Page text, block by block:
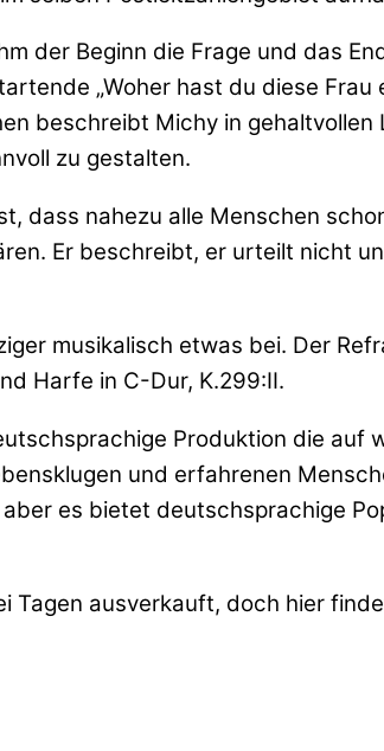
der Beginn die Frage und das
„Woher hast du diese
beschreibt Michy in
zu gestalten.
dass nahezu alle Menschen
Er beschreibt, er urteilt nicht
musikalisch etwas bei. Der
Harfe in C-Dur, K.299:II.
Produktion die
und erfahrenen
es bietet deutschsprachige
Tagen ausverkauft, doch hier